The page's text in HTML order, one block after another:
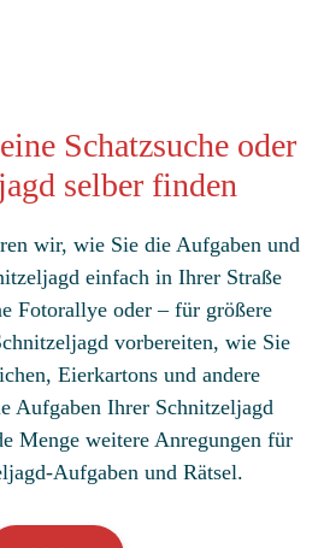
Schatzsuche oder
selber finden
wir, wie Sie die Aufgaben und
einfach in Ihrer Straße
Fotorallye oder – für größere
vorbereiten, wie Sie
Eierkartons und andere
Aufgaben Ihrer Schnitzeljagd
Menge weitere Anregungen für
Aufgaben und Rätsel.